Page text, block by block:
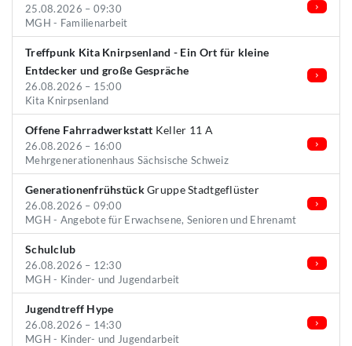
25.08.2026 – 09:30
MGH - Familienarbeit
Treffpunk Kita Knirpsenland - Ein Ort für kleine
Entdecker und große Gespräche
26.08.2026 – 15:00
Kita Knirpsenland
Offene Fahrradwerkstatt Keller 11 A
26.08.2026 – 16:00
Mehrgenerationenhaus Sächsische Schweiz
GenerationenfrühstückGruppe Stadtgeflüster
26.08.2026 – 09:00
MGH - Angebote für Erwachsene, Senioren und Ehrenamt
Schulclub
26.08.2026 – 12:30
MGH - Kinder- und Jugendarbeit
Jugendtreff Hype
26.08.2026 – 14:30
MGH - Kinder- und Jugendarbeit